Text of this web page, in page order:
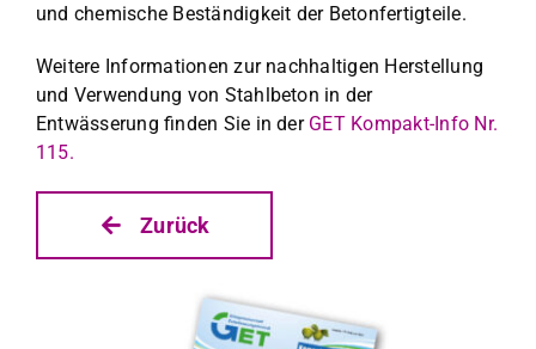
und chemis­che Beständigkeit der Beton­fer­tigteile.
Weit­ere Infor­ma­tio­nen zur nach­halti­gen Her­stel­lung
und Ver­wen­dung von Stahlbe­ton in der
Entwässerung find­en Sie in der GET Kom­pakt-Info Nr.
115.
Zurück